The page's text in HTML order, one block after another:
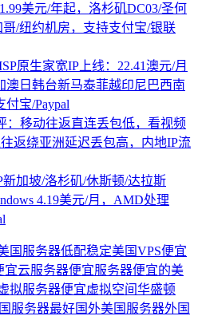
美元/年起，洛杉矶DC03/圣何
/纽约机房，支持支付宝/银联
原生家宽IP上线：22.41澳元/月
澳日韩台新马泰菲越印尼巴西南
付宝/Paypal
：移动往返直连丢包低，看视频
返绕亚洲延迟丢包高，内地IP流
新加坡/洛杉矶/休斯顿/达拉斯
4.19美元/月，AMD处理
国服务器低配稳定美国VPS便宜
宜云服务器便宜服务器便宜的美
拟服务器便宜虚拟空间华盛顿
服务器最好国外美国服务器外国